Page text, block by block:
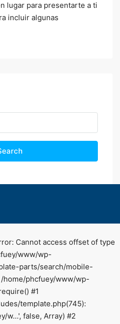
lugar para presentarte a ti
incluir algunas
Cannot access offset of type
www/wp-
parts/search/mobile-
home/phcfuey/www/wp-
#1
template.php(745):
w...', false, Array) #2